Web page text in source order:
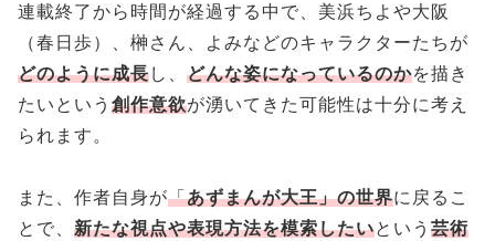
連載終了から時間が経過する中で、美浜ちよや大阪
（春日歩）、榊さん、よみなどのキャラクターたちが
どのように成長し、 どんな姿になっているのかを描き
たいという 創作意欲が湧いてきた可能性は十分に考え
られます。
また、作者自身が「あずまんが大王」の世界に戻るこ
とで、 新たな視点や表現方法を模索したいという 芸術